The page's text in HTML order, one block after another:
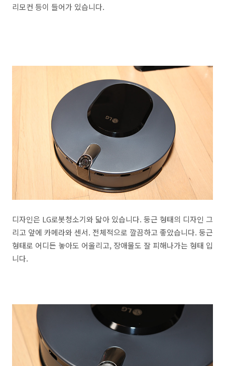
리모컨 등이 들어가 있습니다.
디자인은 LG로봇청소기와 닯아 있습니다. 둥근 형태의 디자인 그
리고 앞에 카메라와 센서. 전체적으로 깔끔하고 좋았습니다. 둥근
형태로 어디든 놓아도 어울리고, 장애물도 잘 피해나가는 형태 입
니다.